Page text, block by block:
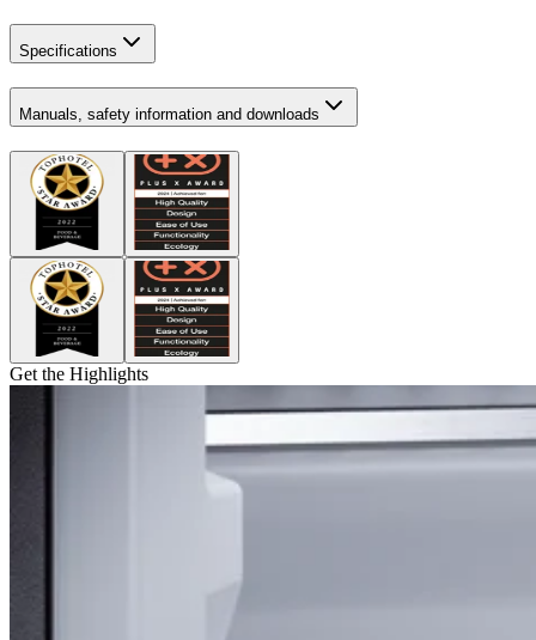
Specifications
Manuals, safety information and downloads
Get the Highlights